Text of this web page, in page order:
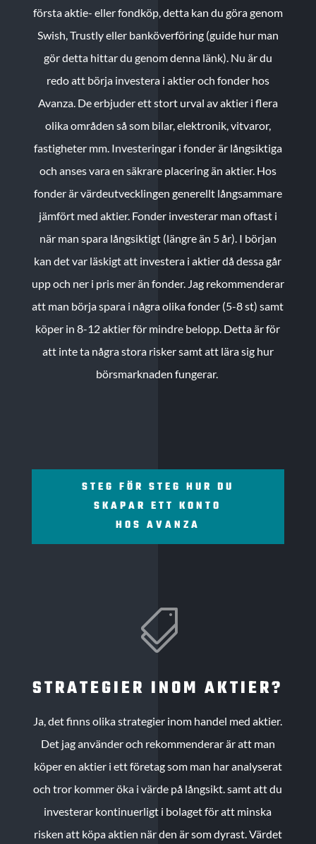
första aktie- eller fondköp, detta kan du göra genom
Swish, Trustly eller banköverföring (guide hur man
gör detta hittar du genom denna länk). Nu är du
redo att börja investera i aktier och fonder hos
Avanza. De erbjuder ett stort urval av aktier i flera
olika områden så som bilar, elektronik, vitvaror,
fastigheter mm. Investeringar i fonder är långsiktiga
och anses vara en säkrare placering än aktier. Hos
fonder är värdeutvecklingen generellt långsammare
jämfört med aktier. Fonder investerar man oftast i
när man spara långsiktigt (längre än 5 år). I början
kan det var läskigt att investera i aktier då dessa går
upp och ner i pris mer än fonder. Jag rekommenderar
att man börja spara i några olika fonder (5-8 st) samt
köper in 8-12 aktier för mindre belopp. Detta är för
att inte ta några stora risker samt att lära sig hur
börsmarknaden fungerar.
STEG FÖR STEG HUR DU
SKAPAR ETT KONTO
HOS AVANZA

STRATEGIER INOM AKTIER?
Ja, det finns olika strategier inom handel med aktier.
Det jag använder och rekommenderar är att man
köper en aktier i ett företag som man har analyserat
och tror kommer öka i värde på långsikt. samt att du
investerar kontinuerligt i bolaget för att minska
risken att köpa aktien när den är som dyrast. Värdet